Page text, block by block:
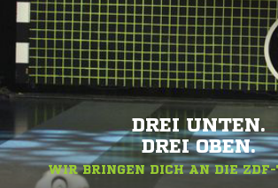
DREI UNTEN.
DREI OBEN.
WIR BRINGEN DICH AN DIE ZDF-